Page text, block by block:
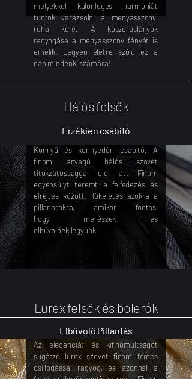
melyekkel különleges harmóniát
tudtok varázsolni a menyasszonyi
ruha köré. A koszorúslányok
ragyogása a menyasszony fényét is
emelik. Legyen életre szóló ez a
nap mindenki számára!
Hálós felsők
Érzékien csábító
Könnyű és könnyedén csábító. A
finom anyagú hálós szövet
titokzatossággal ölel át. Finom
egyensúlyt teremt a felfedezés és
elrejtés között. Tökéletes azokra a
pillanatokra, amikor fontos,
hogy merészek és
elbűvölőek legyünk.
Lurex felsők és bolerók
Elbűvölő Pillantás
Az eleganciát és kifinomultságot
sugárzó lurex szövet finom fémes
csillogással ragyog, és azonnal a